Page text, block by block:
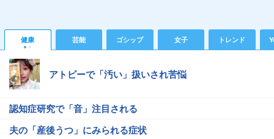
健康 芸能 ゴシップ 女子 トレンド
アトピーで「汚い」扱いされ苦悩
認知症研究で「音」注目される
夫の「産後うつ」にみられる症状